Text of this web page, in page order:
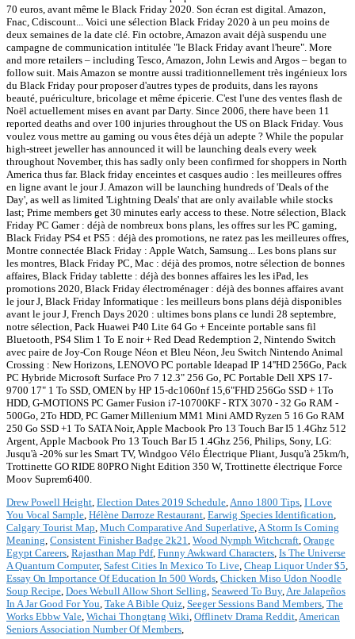
70 euros, avant même le Black Friday 2020. Son écran est digital. Amazon,
Fnac, Cdiscount... Voici une sélection Black Friday 2020 à un peu moins de
deux semaines de la date clé. Fin octobre, Amazon avait déjà suspendu une
campagne de communication intitulée "le Black Friday avant l'heure". More
and more retailers – including Tesco, Amazon, John Lewis and Argos – began to
follow suit. Mais Amazon se montre aussi traditionnellement très ingénieux lors
du Black Friday pour proposer d'autres types de produits, dans les rayons
beauté, puériculture, bricolage et même épicerie. C'est l'une des ventes flash de
Noël actuellement mises en avant par Darty. Since 2006, there have been 11
reported deaths and over 100 injuries throughout the US on Black Friday. Vous
voulez vous mettre au gaming ou vous êtes déjà un adepte ? While the popular
high-street jeweller has announced it will be launching deals every week
throughout November, this has sadly only been confirmed for shoppers in North
America thus far. Black friday enceintes et casques audio : les meilleures offres
en ligne avant le jour J. Amazon will be launching hundreds of 'Deals of the
Day', as well as limited 'Lightning Deals' that are only available while stocks
last; Prime members get 30 minutes early access to these. Notre sélection, Black
Friday PC Gamer : déjà de nombreux bons plans, les offres sur les PC gaming,
Black Friday PS4 et PS5 : déjà des promotions, ne ratez pas les meilleures offres,
Montre connectée Black Friday : Apple Watch, Samsung... Les bons plans sur
les montres, Black Friday PC, Mac : déjà des promos, notre sélection de bonnes
affaires, Black Friday tablette : déjà des bonnes affaires les les iPad, les
promotions 2020, Black Friday électroménager : déjà des bonnes affaires avant
le jour J, Black Friday Informatique : les meilleurs bons plans déjà disponibles
avant le jour J, French Days 2020 : ultimes bons plans ce lundi 28 septembre,
notre sélection, Pack Huawei P40 Lite 64 Go + Enceinte portable sans fil
Bluetooth, PS4 Slim 1 To E noir + Red Dead Redemption 2, Nintendo Switch
avec paire de Joy-Con Rouge Néon et Bleu Néon, Jeu Switch Nintendo Animal
Crossing : New Horizons, LENOVO PC portable Ideapad IP 14''HD 256Go, Pack
PC Hybride Microsoft Surface Pro 7 12.3" 256 Go, PC Portable Dell XPS 17-
9700 17" 1 To SSD, OMEN by HP 15-dc1060nf 15,6"FHD 256Go SSD + 1To
HDD, G-MOTIONS PC Gamer Fusion i7-10700KF - RTX 3070 - 32 Go RAM -
500Go, 2To HDD, PC Gamer Millenium MM1 Mini AMD Ryzen 5 16 Go RAM
250 Go SSD +1 To SATA Noir, Apple Macbook Pro 13 Touch Bar I5 1.4Ghz 512
Argent, Apple Macbook Pro 13 Touch Bar I5 1.4Ghz 256, Philips, Sony, LG:
Jusqu'à -20% sur les Smart TV, Windgoo Vélo Électrique Pliant, Jusqu'à 25km/h,
Trottinette GO RIDE 80PRO Night Edition 350 W, Trottinette électrique Force
Moov Suprem6400.
Drew Powell Height, Election Dates 2019 Schedule,Anno 1800 Tips, I Love
You Vocal Sample, Hélène Darroze Restaurant, Earwig Species Identification,
Calgary Tourist Map, Much Comparative And Superlative,A Storm Is Coming
Meaning, Consistent Finisher Badge 2k21, Wood Nymph Witchcraft, Orange
Egypt Careers, Rajasthan Map Pdf, Funny Awkward Characters, Is The Universe
A Quantum Computer, Safest Cities In Mexico To Live, Cheap Liquor Under $5,
Essay On Importance Of Education In 500 Words, Chicken Miso Udon Noodle
Soup Recipe, Does Webull Allow Short Selling, Seaweed To Buy,Are Jalapeños
In A Jar Good For You, Take A Bible Quiz, Seeger Sessions Band Members, The
Works Ebbw Vale, Wichai Thongtang Wiki, Offlinetv Drama Reddit,American
Seniors Association Number Of Members,